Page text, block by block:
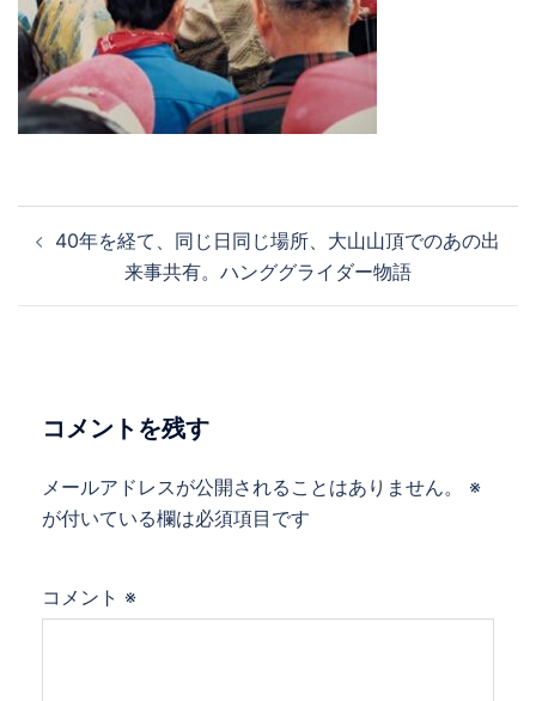
稿
シ
ン
40年を経て、同じ日同じ場所、大山山頂でのあの出
来事共有。ハンググライダー物語
コメントを残す
メールアドレスが公開されることはありません。
※
が付いている欄は必須項目です
コメント ※